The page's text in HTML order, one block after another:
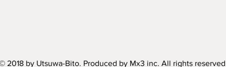
2018 by Utsuwa-Bito. Produced by Mx3 inc. All rights